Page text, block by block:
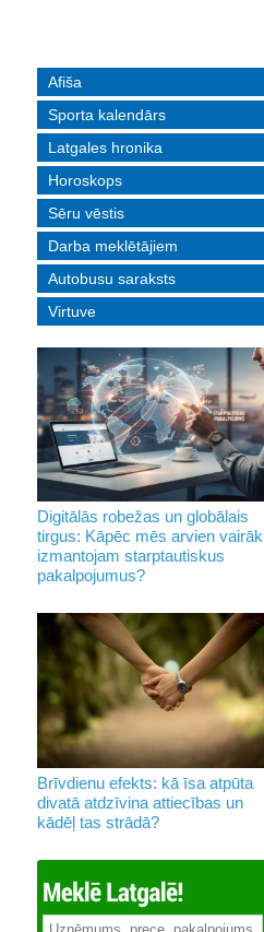
Afiša
Sporta kalendārs
Latgales hronika
Horoskops
Sēru vēstis
Darba meklētājiem
Autobusu saraksts
Virtuve
Digitālās robežas un globālais
tirgus: Kāpēc mēs arvien vairāk
izmantojam starptautiskus
pakalpojumus?
Brīvdienu efekts: kā īsa atpūta
divatā atdzīvina attiecības un
kādēļ tas strādā?